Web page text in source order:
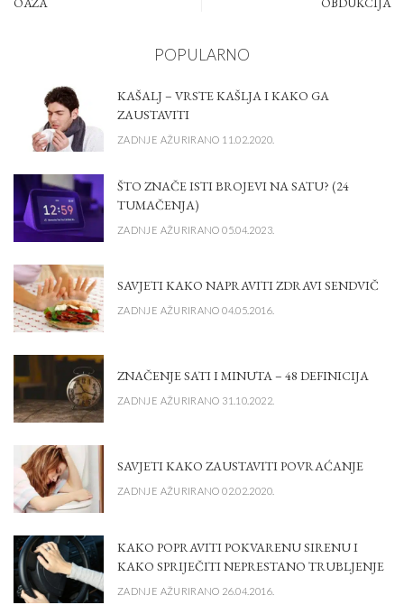
POPULARNO
KAŠALJ – VRSTE KAŠLJA I KAKO GA
ZAUSTAVITI
ZADNJE AŽURIRANO 11.02.2020.
ŠTO ZNAČE ISTI BROJEVI NA SATU? (24
TUMAČENJA)
ZADNJE AŽURIRANO 05.04.2023.
SAVJETI KAKO NAPRAVITI ZDRAVI SENDVIČ
ZADNJE AŽURIRANO 04.05.2016.
ZNAČENJE SATI I MINUTA – 48 DEFINICIJA
ZADNJE AŽURIRANO 31.10.2022.
SAVJETI KAKO ZAUSTAVITI POVRAĆANJE
ZADNJE AŽURIRANO 02.02.2020.
KAKO POPRAVITI POKVARENU SIRENU I
KAKO SPRIJEČITI NEPRESTANO TRUBLJENJE
ZADNJE AŽURIRANO 26.04.2016.